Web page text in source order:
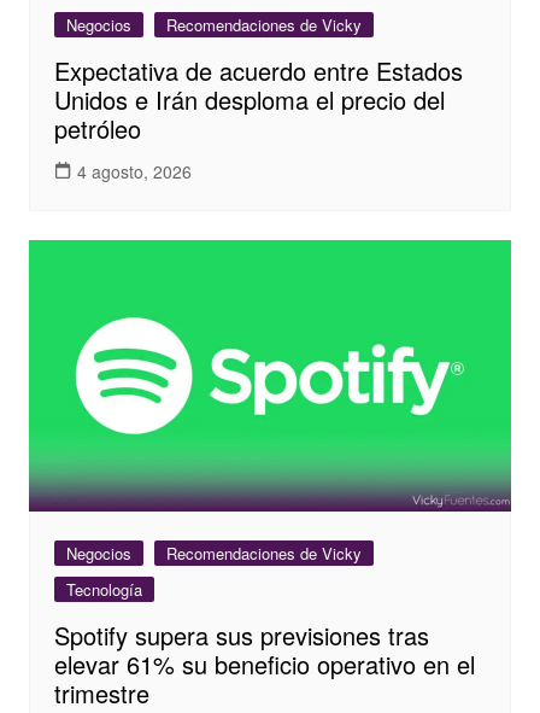
Negocios Recomendaciones de Vicky
Expectativa de acuerdo entre Estados
Unidos e Irán desploma el precio del
petróleo
4 agosto, 2026
Negocios
Recomendaciones de Vicky
Tecnología
Spotify supera sus previsiones tras
elevar 61% su beneficio operativo en el
trimestre